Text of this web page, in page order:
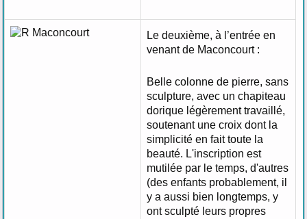
Le deuxième, à l’entrée en
venant de Maconcourt :
Belle colonne de pierre, sans
sculpture, avec un chapiteau
dorique légèrement travaillé,
soutenant une croix dont la
simplicité en fait toute la
beauté. L'inscription est
mutilée par le temps, d'autres
(des enfants probablement, il
y a aussi bien longtemps, y
ont sculpté leurs propres